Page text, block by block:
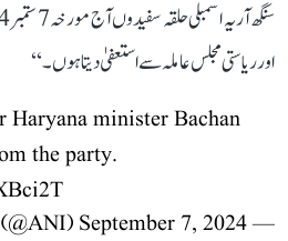
اور ریاستی مجلس عاملہ سے استعفیٰ دیتا ہوں۔‘‘
Haryana minister Bachan
the party.
— ANI (@ANI)
September 7, 2024